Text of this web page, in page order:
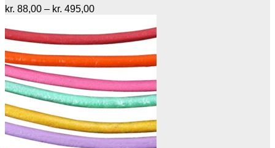
kr. 88,00 – kr. 495,00Prisinterval:
kr. 495,00